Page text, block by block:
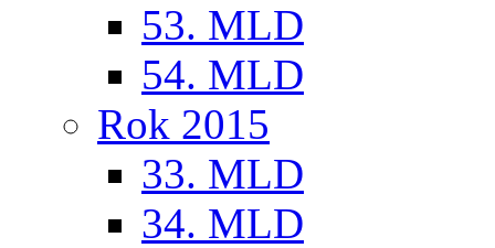
53. MLD
54. MLD
Rok 2015
33. MLD
34. MLD